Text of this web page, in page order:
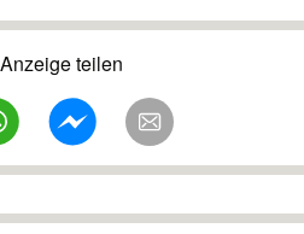
teilen